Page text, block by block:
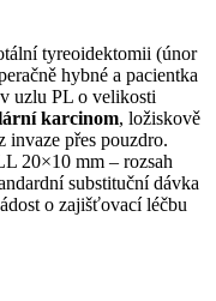
tyreoidektomii (únor
hybné a pacientka
uzlu PL o velikosti
karcinom, ložiskově
invaze přes pouzdro.
20×10 mm –⁠ rozsah
substituční dávka
o zajišťovací léčbu